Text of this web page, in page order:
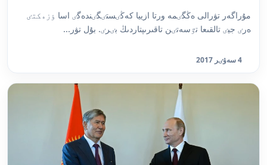
مۇراگەر تۋرالى ەڭگٸمە ورتا ازييا كەڭٸستٸگٸندەگٸ اسا ٶزەكتٸ
ەرٸ جيٸ تالقىعا تٷسەتٸن تاقىرىپتاردىڭ بٸرٸ. بۇل تۋر...
4 سەۋٸر 2017